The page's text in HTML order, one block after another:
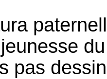
pas